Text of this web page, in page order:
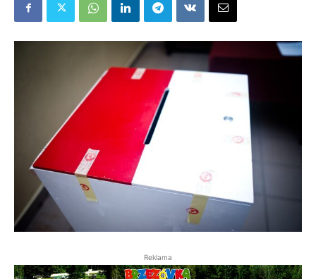
Reklama